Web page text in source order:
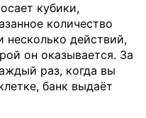
кубики,
количество
несколько действий,
он оказывается. За
раз, когда вы
банк выдаёт